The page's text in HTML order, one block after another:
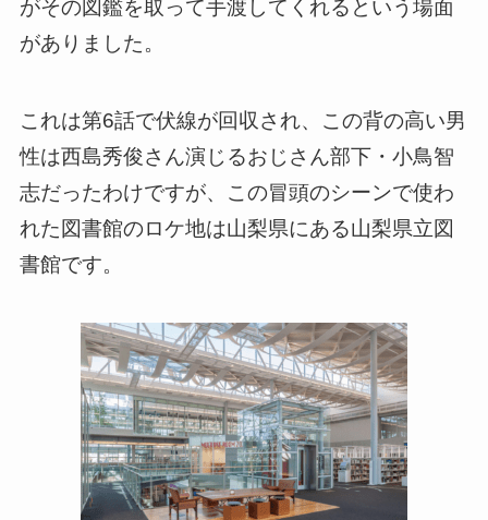
がその図鑑を取って手渡してくれるという場面
がありました。
これは第6話で伏線が回収され、この背の高い男
性は西島秀俊さん演じるおじさん部下・小鳥智
志だったわけですが、この冒頭のシーンで使わ
れた図書館のロケ地は山梨県にある山梨県立図
書館です。